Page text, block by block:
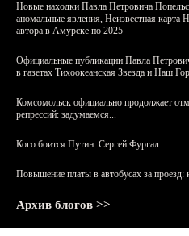
Новые находки Павла Петровича
аномальные явления, Неизвестная
автора в Амурске по 2025
Официальные публикации Павла
в газетах Тихоокеанская Звезда и Наш
Комсомольск официально продолжает
репрессий: задумаемся...
Кого боится Путин: Сергей Фургал
Повышение платы в автобусах за проезд:
Архив блогов >>